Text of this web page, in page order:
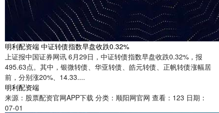
明利配资端 中证转债指数早盘收跌0.32%
上证报中国证券网讯 6月29日，中证转债指数早盘收跌0.32%，报
495.63点。其中，银微转债、华亚转债、皓元转债、正帆转债涨幅居
前，分别涨20%、14.33....
明利配资端
来源：股票配资官网APP下载 分类：顺阳网官网 查看：123 日期：
07-01